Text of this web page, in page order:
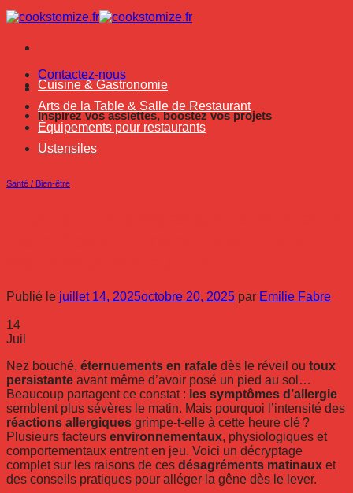
Passer
au
Contactez-nous
Inspirez vos assiettes, boostez vos projets
Cuisine & Gastronomie
Arts de la Table & Salle de Restaurant
Équipements pour restaurants
Ustensiles
Santé / Bien-être
Publié le juillet 14, 2025octobre 20, 2025 par Emilie Fabre
14
Juil
Nez bouché, éternuements en rafale dès le réveil ou toux
persistante avant même d’avoir posé un pied au sol…
Beaucoup partagent ce constat : les symptômes d’allergie
semblent plus sévères le matin. Mais pourquoi l’intensité des
réactions allergiques grimpe-t-elle à cette heure clé ?
Plusieurs facteurs environnementaux, physiologiques et
comportementaux entrent en jeu. Voici un décryptage
complet sur les raisons de ces désagréments matinaux et
des conseils pratiques pour alléger la gêne dès le lever.